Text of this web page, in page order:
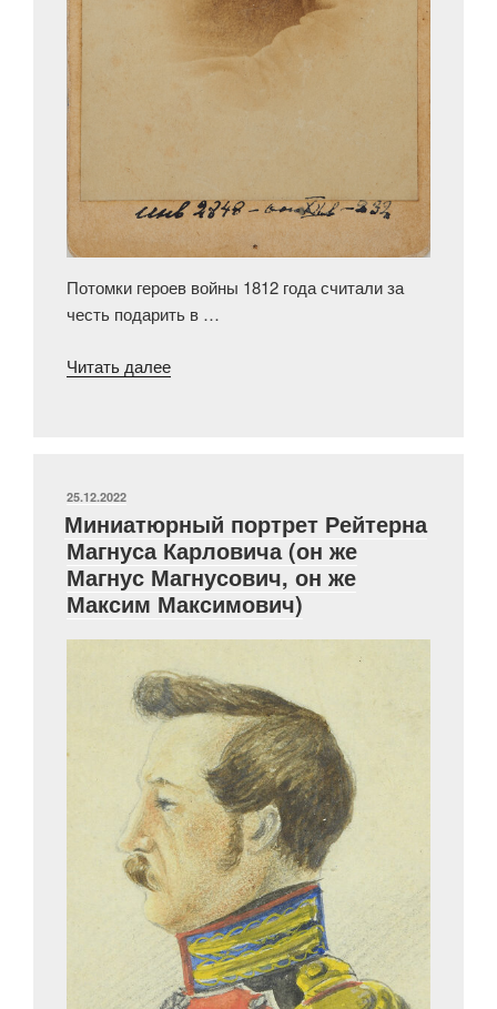
Потомки героев войны 1812 года считали за
честь подарить в …
Читать далее«В поисках
А. П. Есипова»
ОПУБЛИКОВАНО
25.12.2022
Миниатюрный портрет Рейтерна
Магнуса Карловича (он же
Магнус Магнусович, он же
Максим Максимович)